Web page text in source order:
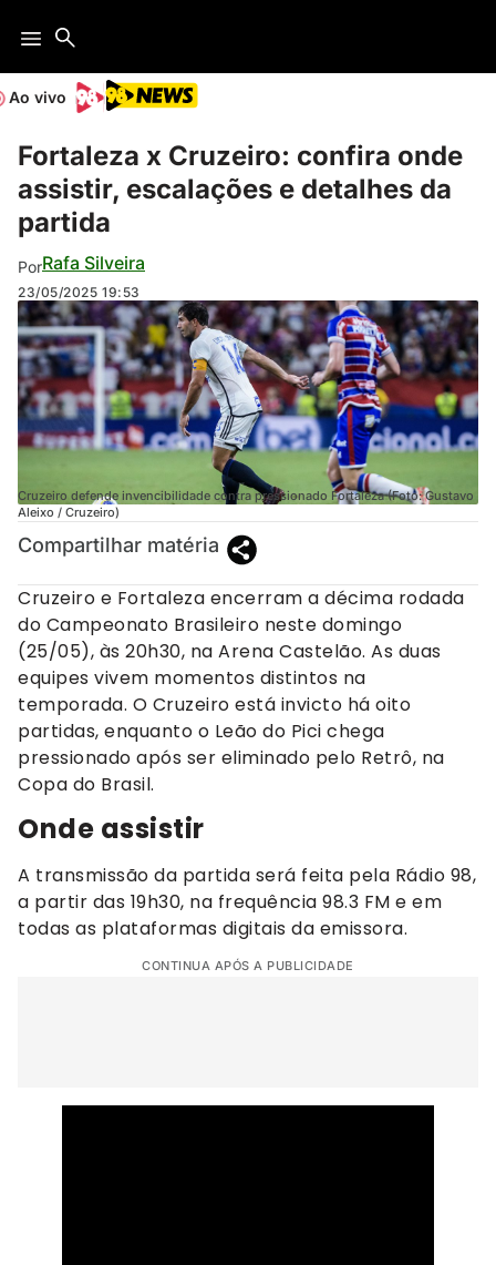
Ao vivo
Fortaleza x Cruzeiro: confira onde
assistir, escalações e detalhes da
partida
PorRafa Silveira
23/05/2025 19:53
Cruzeiro defende invencibilidade contra pressionado Fortaleza (Foto: Gustavo
Aleixo / Cruzeiro)
Compartilhar matéria
Cruzeiro e Fortaleza encerram a décima rodada
do Campeonato Brasileiro neste domingo
(25/05), às 20h30, na Arena Castelão. As duas
equipes vivem momentos distintos na
temporada. O Cruzeiro está invicto há oito
partidas, enquanto o Leão do Pici chega
pressionado após ser eliminado pelo Retrô, na
Copa do Brasil.
Onde assistir
A transmissão da partida será feita pela Rádio 98,
a partir das 19h30, na frequência 98.3 FM e em
todas as plataformas digitais da emissora.
CONTINUA APÓS A PUBLICIDADE